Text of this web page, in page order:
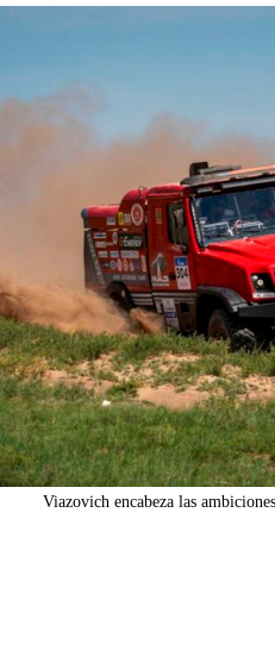
Viazovich encabeza las